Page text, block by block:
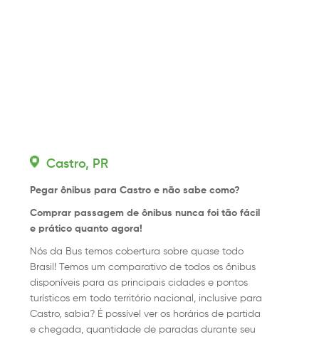
Castro, PR
Pegar ônibus para Castro e não sabe como?
Comprar passagem de ônibus nunca foi tão fácil
e prático quanto agora!
Nós da Bus temos cobertura sobre quase todo
Brasil! Temos um comparativo de todos os ônibus
disponíveis para as principais cidades e pontos
turísticos em todo território nacional, inclusive para
Castro, sabia? É possível ver os horários de partida
e chegada, quantidade de paradas durante seu